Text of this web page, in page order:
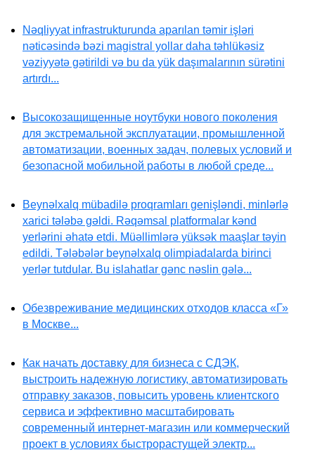
Nəqliyyat infrastrukturunda aparılan təmir işləri
nəticəsində bəzi magistral yollar daha təhlükəsiz
vəziyyətə gətirildi və bu da yük daşımalarının sürətini
artırdı...
Высокозащищенные ноутбуки нового поколения
для экстремальной эксплуатации, промышленной
автоматизации, военных задач, полевых условий и
безопасной мобильной работы в любой среде...
Beynəlxalq mübadilə proqramları genişləndi, minlərlə
xarici tələbə gəldi. Rəqəmsal platformalar kənd
yerlərini əhatə etdi. Müəllimlərə yüksək maaşlar təyin
edildi. Tələbələr beynəlxalq olimpiadalarda birinci
yerlər tutdular. Bu islahatlar gənc nəslin gələ...
Обезвреживание медицинских отходов класса «Г»
в Москве...
Как начать доставку для бизнеса с СДЭК,
выстроить надежную логистику, автоматизировать
отправку заказов, повысить уровень клиентского
сервиса и эффективно масштабировать
современный интернет-магазин или коммерческий
проект в условиях быстрорастущей электр...